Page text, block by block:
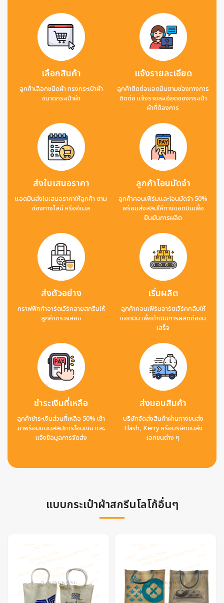
เลือกสินค้า
ลูกค้าเลือกชนิดผ้า ทรงกระเป๋าผ้า
ขนาดกระเป๋าผ้า
แจ้งรายละเอียด
ลูกค้าติดต่อแอดมินตามช่องทางการ
ติดต่อ แจ้งรายละเอียดของกระเป๋า
ผ้าที่ต้องการ
ส่งใบเสนอราคา
แอดมินส่งใบเสนอราคาให้ลูกค้า ตาม
ช่องทางไลน์ หรืออีเมล
ลูกค้าโอนมัดจำ
ลูกค้าคอนเฟิร์มและโอนมัดจำ 50%
พร้อมส่งสลิปให้ทางแอดมินเพื่อ
ยืนยันการผลิต
ส่งตัวอย่าง
กราฟฟิกทำอาร์ตเวิร์คลายสกรีนให้
ลูกค้าตรวจสอบ
เริ่มผลิต
ลูกค้าคอนเฟิร์มอาร์ตเวิร์คกลับให้
แอดมิน เพื่อดำเนินการผลิตต่อจน
เสร็จ
ชำระเงินที่เหลือ
ลูกค้าชำระเงินส่วนที่เหลือ 50% เข้า
มาพร้อมแนบสลิปการโอนเงิน และ
แจ้งข้อมูลการจัดส่ง
ส่งมอบสินค้า
บริษัทจัดส่งสินค้าผ่านทางขนส่ง
Flash, Kerry หรือบริษัทขนส่ง
เอกชนต่าง ๆ
แบบกระเป๋าผ้าสกรีนโลโก้อื่นๆ